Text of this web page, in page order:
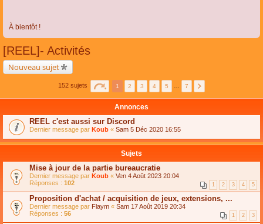
À bientôt !
[REEL]- Activités
Nouveau sujet
152 sujets 1 2 3 4 5 7
Annonces
REEL c'est aussi sur Discord
Dernier message par Koub « Sam 5 Déc 2020 16:55
Sujets
Mise à jour de la partie bureaucratie
Dernier message par Koub « Ven 4 Août 2023 20:04
Réponses : 102 1 2 3 4 5
Proposition d'achat / acquisition de jeux, extensions, ...
Dernier message par Flaym « Sam 17 Août 2019 20:34
Réponses : 56 1 2 3